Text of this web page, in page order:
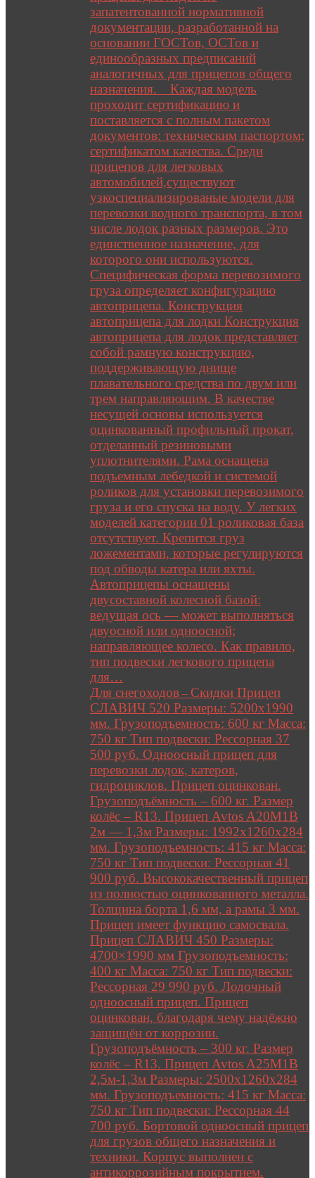
запатентованной нормативной
документации, разработанной на
основании ГОСТов, ОСТов и
единообразных предписаний
аналогичных для прицепов общего
назначения. Каждая модель
проходит сертификацию и
поставляется с полным пакетом
документов: техническим паспортом;
сертификатом качества. Среди
прицепов для легковых
автомобилей,существуют
узкоспециализированые модели для
перевозки водного транспорта, в том
числе лодок разных размеров. Это
единственное назначение, для
которого они используются.
Специфическая форма перевозимого
груза определяет конфигурацию
автоприцепа. Конструкция
автоприцепа для лодки Конструкция
автоприцепа для лодок представляет
собой рамную конструкцию,
поддерживающую днище
плавательного средства по двум или
трем направляющим. В качестве
несущей основы используется
оцинкованный профильный прокат,
отделанный резиновыми
уплотнителями. Рама оснащена
подъемным лебедкой и системой
роликов для установки перевозимого
груза и его спуска на воду. У легких
моделей категории 01 роликовая база
отсутствует. Крепится груз
ложементами, которые регулируются
под обводы катера или яхты.
Автоприцепы оснащены
двусоставной колесной базой:
ведущая ось — может выполняться
двуосной или одноосной;
направляющее колесо. Как правило,
тип подвески легкового прицепа
для…
Для снегоходов – Скидки Прицеп
СЛАВИЧ 520 Размеры: 5200х1990
мм. Грузоподъемность: 600 кг Масса:
750 кг Тип подвески: Рессорная 37
500 руб. Одноосный прицеп для
перевозки лодок, катеров,
гидроциклов. Прицеп оцинкован.
Грузоподъёмность – 600 кг. Размер
колёс – R13. Прицеп Avtos A20M1B
2м — 1,3м Размеры: 1992х1260х284
мм. Грузоподъемность: 415 кг Масса:
750 кг Тип подвески: Рессорная 41
900 руб. Высококачественный прицеп
из полностью оцинкованного металла.
Толщина борта 1,6 мм, а рамы 3 мм.
Прицеп имеет функцию самосвала.
Прицеп СЛАВИЧ 450 Размеры:
4700×1990 мм Грузоподъемность:
400 кг Масса: 750 кг Тип подвески:
Рессорная 29 990 руб. Лодочный
одноосный прицеп. Прицеп
оцинкован, благодаря чему надёжно
защищён от коррозии.
Грузоподъёмность – 300 кг. Размер
колёс – R13. Прицеп Avtos A25M1B
2,5м-1,3м Размеры: 2500х1260х284
мм. Грузоподъемность: 415 кг Масса:
750 кг Тип подвески: Рессорная 44
700 руб. Бортовой одноосный прицеп
для грузов общего назначения и
техники. Корпус выполнен с
антикоррозийным покрытием.